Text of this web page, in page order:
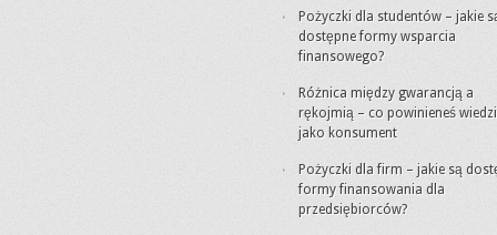
Pożyczki dla studentów – jakie
dostępne formy wsparcia
finansowego?
Różnica między gwarancją a
rękojmią – co powinieneś
jako konsument
Pożyczki dla firm – jakie są
formy finansowania dla
przedsiębiorców?